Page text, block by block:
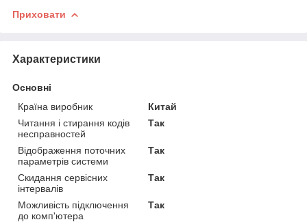
Приховати
Характеристики
Основні
Країна виробник
Китай
Читання і стирання кодів
несправностей
Так
Відображення поточних
параметрів системи
Так
Скидання сервісних
інтервалів
Так
Можливість підключення
до комп'ютера
Так